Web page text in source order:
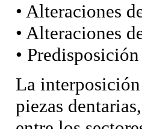
• Alteraciones
• Alteraciones
•
La
piezas